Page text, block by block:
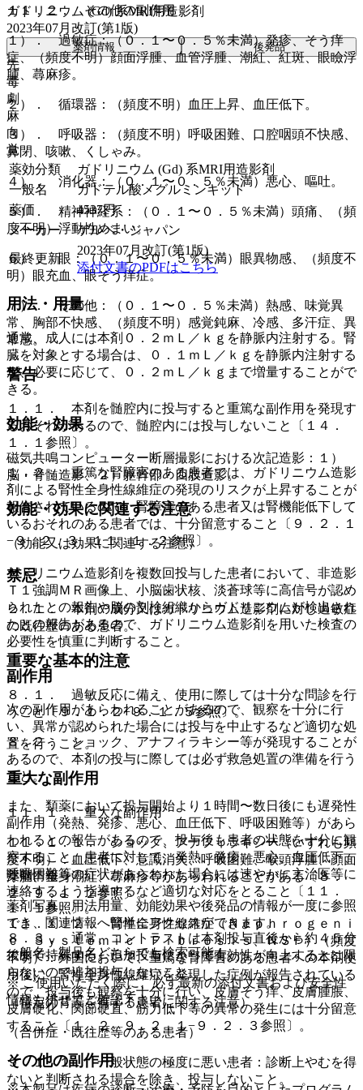
１１．２． その他の副作用
１）． 過敏症：（０．１〜０．５％未満）発疹、そう痒
症、（頻度不明）顔面浮腫、血管浮腫、潮紅、紅斑、眼瞼浮
腫、蕁麻疹。
２）． 循環器：（頻度不明）血圧上昇、血圧低下。
３）． 呼吸器：（頻度不明）呼吸困難、口腔咽頭不快感、
鼻閉、咳嗽、くしゃみ。
４）． 消化器：（０．１〜０．５％未満）悪心、嘔吐。
５）． 精神神経系：（０．１〜０．５％未満）頭痛、（頻
度不明）浮動性めまい。
６）． 眼：（０．１〜０．５％未満）眼異物感、（頻度不
明）眼充血、眼そう痒症。
７）． その他：（０．１〜０．５％未満）熱感、味覚異
常、胸部不快感、（頻度不明）感覚鈍麻、冷感、多汗症、異
常感。
警告
１．１． 本剤を髄腔内に投与すると重篤な副作用を発現す
るおそれがあるので、髄腔内には投与しないこと〔１４．
１．１参照〕。
１．２． 重篤な腎障害のある患者では、ガドリニウム造影
剤による腎性全身性線維症の発現のリスクが上昇することが
報告されているので、腎障害のある患者又は腎機能低下して
いるおそれのある患者では、十分留意すること〔９．２．１
−９．２．３、１１．１．２参照〕。
禁忌
２．１． 本剤の成分又はガドリニウム造影剤に対し過敏症
の既往歴のある患者。
重要な基本的注意
８．１． 過敏反応に備え、使用に際しては十分な問診を行
うこと〔９．１．２−９．１．５参照〕。
８．２． ショック、アナフィラキシー等が発現することが
あるので、本剤の投与に際しては必ず救急処置の準備を行う
こと。
また、類薬において投与開始より１時間〜数日後にも遅発性
副作用（発熱、発疹、悪心、血圧低下、呼吸困難等）があら
われるとの報告があるので、投与後も患者の状態を十分に観
察すること。患者に対して、発熱、発疹、悪心、血圧低下、
呼吸困難等の症状があらわれた場合には速やかに主治医等に
連絡するよう指導するなど適切な対応をとること〔１１．
１．１参照〕。
８．３． 通常、コントラストは本剤投与直後から約４５分
後まで持続する。追加投与によって有効性が向上するとは限
らないので追加投与しないこと。
（特定の背景を有する患者に関する注意）
（合併症・既往歴等のある患者）
９．１．１． 一般状態の極度に悪い患者：診断上やむを得
ないと判断される場合を除き、投与しないこと。
ガドリニウム (Gd) 系MRI用造影剤
2023年07月改訂(第1版)
薬剤情報 後発品
先
毒
劇
麻
向
覚
薬効分類
ガドリニウム (Gd) 系MRI用造影剤
一般名
ガドテル酸メグルミンキット
薬価
4537円
メーカー
ゲルベ・ジャパン
最終更新
2023年07月改訂(第1版)
添付文書のPDFはこちら
用法・用量
通常、成人には本剤０．２ｍＬ／ｋｇを静脈内注射する。腎
臓を対象とする場合は、０．１ｍＬ／ｋｇを静脈内注射する
が、必要に応じて、０．２ｍＬ／ｋｇまで増量することがで
きる。
効能・効果
磁気共鳴コンピューター断層撮影における次記造影：１）
脳・脊髄造影、２）躯幹部・四肢造影。
効能・効果に関連する注意
（効能又は効果に関連する注意）
ガドリニウム造影剤を複数回投与した患者において、非造影
Ｔ１強調ＭＲ画像上、小脳歯状核、淡蒼球等に高信号が認め
られたとの報告や脳の剖検組織からガドリニウムが検出され
たとの報告があるので、ガドリニウム造影剤を用いた検査の
必要性を慎重に判断すること。
副作用
次の副作用があらわれることがあるので、観察を十分に行
い、異常が認められた場合には投与を中止するなど適切な処
置を行うこと。
重大な副作用
１１．１． 重大な副作用
１１．１．１． ショック、アナフィラキシー（いずれも頻
度不明）：血圧低下、意識消失、呼吸困難、喉頭浮腫、顔面
浮腫、全身潮紅、蕁麻疹等があらわれることがある〔８．
２、９．１．２参照〕。
１１．１．２． 腎性全身性線維症（Ｎｅｐｈｒｏｇｅｎｉ
ｃ Ｓｙｓｔｅｍｉｃ Ｆｉｂｒｏｓｉｓ、ＮＳＦ）（頻度
不明）：外国において、重篤な腎障害のある患者への本剤使
用後に、腎性全身性線維症を発現した症例が報告されている
ので、投与後も観察を十分に行い、皮膚そう痒、皮膚腫脹、
皮膚硬化、関節硬直、筋力低下等の異常の発生には十分留意
すること〔１．２、９．２．１−９．２．３参照〕。
その他の副作用
薬剤情報
薬剤写真、用法用量、効能効果や後発品の情報が一度に参照
でき、関連情報へ簡単にアクセスができます。
一般名、製品名どちらでも検索可能！
※ ご使用いただく際に、必ず最新の添付文書および安全性
情報も併せてご確認下さい。